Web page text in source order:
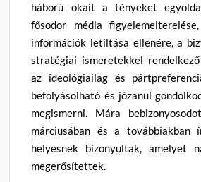
háború okait a tényeket
fősodor média
információk letiltása ellenére, a
stratégiai ismeretekkel
az ideológiailag és
befolyásolható és józanul
megismerni. Mára
márciusában és a továbbiakban
helyesnek bizonyultak, amelyet
megerősítettek.